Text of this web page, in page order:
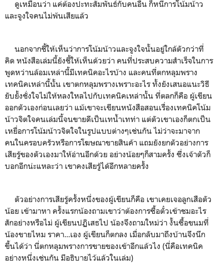
ดูเหมือนว่า แค่ต้องปะทะสัมพันธ์กับคนอื่น ก็หนีการโน้มน้าว
และจูงใจคนไม่พ้นเสียแล้ว
นอกจากชี้ให้เห็นว่าการโน้มน้าวและจูงใจนั้นอยู่ใกล้ตัวกว่าที่
คิด หนังสือเล่มนี้ยังชี้ให้เห็นด้วยว่า คนที่ประสบความสำเร็จในการ
พูดหว่านล้อมเหล่านี้มีเทคนิคอะไรบ้าง และคนที่ตกหลุมพราง
เทคนิคเหล่านี้นั้น เขาตกหลุมพรางเพราะอะไร ทั้งยังเสนอแนะวิธี
ยับยั้งชั่งใจไม่ให้หลงใหลไปกับเทคนิคเหล่านั้น ที่ตลกก็คือ ผู้เขียน
ออกตัวเองก่อนเลยว่า แม้เขาจะเขียนหนังสือสอนเรื่องเทคนิคโน้ม
น้าวจิตใจคนเล่มนี้จนขายดีเป็นเทน้ำเทท่า แต่ตัวเขาเองก็ตกเป็น
เหยื่อการโน้มน้าวจิตใจในรูปแบบต่างๆเช่นกัน ไม่ว่าจะมาจาก
คนในครอบครัวหรือการโฆษณาขายสินค้า แถมยังยกตัวอย่างการ
เสียรู้ของตัวเองมาให้อ่านอีกด้วย อย่างน้อยๆก็สามครั้ง ซึ่งเจ้าตัวก็
บอกอีกน่ะแหละว่า เขาคงเสียรู้ได้อีกหลายครั้ง
ตัวอย่างการเสียรู้ครั้งหนึ่งของผู้เขียนก็คือ เขาเคยเจอลูกเสือตัว
น้อย เข้ามาหา ครั้งแรกน้องถามเขาว่าต้องการซื้อตั๋วเข้าชมอะไร
สักอย่างหรือไม่ ผู้เขียนปฏิเสธไป น้องจึงถามใหม่ว่า งั้นซื้อขนมที่
น้องขายไหม ราคา...เอง ผู้เขียนก็ตกลง เมื่อกลับมาถึงบ้านจึงนึก
ขึ้นได้ว่า นี่ตกหลุมพรางการขายของเข้าอีกแล้วไง (นี่คือเทคนิค
อย่างหนึ่งเช่นกัน มีอธิบายไว้แล้วในเล่ม)